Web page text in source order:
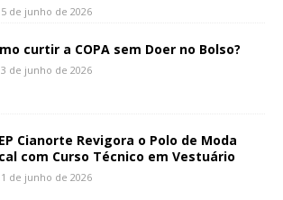
de junho de 2026
curtir a COPA sem Doer no Bolso?
de junho de 2026
Cianorte Revigora o Polo de Moda
com Curso Técnico em Vestuário
de junho de 2026